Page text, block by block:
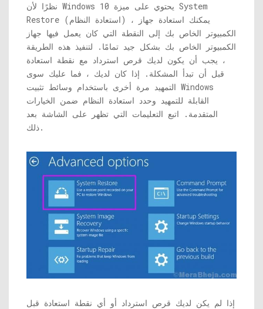
نظرًا لأن Windows 10 يحتوي على ميزة System
Restore (استعادة النظام) ، يمكنك استعادة جهاز
الكمبيوتر الخاص بك إلى النقطة التي كان يعمل فيها جهاز
الكمبيوتر الخاص بك بشكل جيد تمامًا. لتنفيذ هذه الطريقة
، يجب أن يكون لديك قرص استرداد مع نقطة استعادة
قبل أن تبدأ المشكلة. إذا كان لديك ، فما عليك سوى
التمهيد مرة أخرى باستخدام وسائط تثبيت Windows
القابلة للتمهيد وحدد استعادة النظام ضمن الخيارات
المتقدمة. اتبع التعليمات التي تظهر على الشاشة بعد
ذلك.
إذا لم يكن لديك قرص استرداد أو أي نقطة استعادة قبل